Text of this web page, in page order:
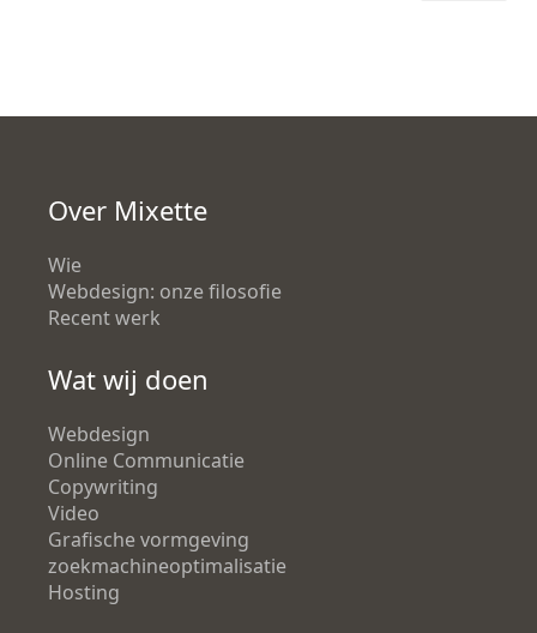
Over Mixette
Wie
Webdesign: onze filosofie
Recent werk
Wat wij doen
Webdesign
Online Communicatie
Copywriting
Video
Grafische vormgeving
zoekmachineoptimalisatie
Hosting